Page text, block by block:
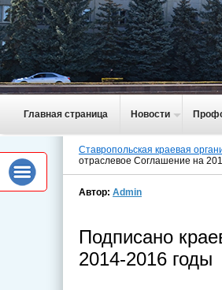
Главная страница Новости
Ставропольская краевая
отраслевое Соглашение на
Автор: Admin
Подписано
2014-2016 годы